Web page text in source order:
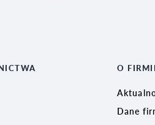
O
Dane